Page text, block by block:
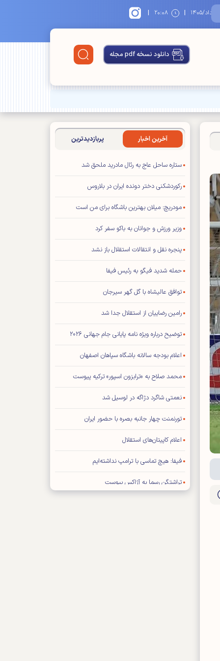
| ۲۰:۰۸ |
دانلود نسخه pdf مجله
آخرین اخبار پربازدیدترین
ستاره ساحل عاج به رئال مادرید ملحق شد
رکوردشکنی دختر دونده ایران در بلاروس
مودریچ: میلان بهترین باشگاه برای من است
وزیر ورزش و جوانان به باکو سفر کرد
پنجره نقل و انتقالات استقلال باز نشد
حمله شدید فیگو به رئیس فیفا
توافق عالیشاه با گل گهر سیرجان
رامین رضاییان از استقلال جدا شد
توضیح درباره ویژه نامه پایانی جام جهانی ۲۰۲۶
اعلام بودجه سالانه باشگاه سپاهان اصفهان
محمد صلاح به «ترابزون اسپور» ترکیه پیوست
نعمتی شاگرد دژاگه در لوسیل شد
تورنمنت چهار جانبه بصره با حضور ایران
اعلام کاپیتان‌های استقلال
فیفا: هیچ تماسی با ترامپ نداشته‌ایم
تراشتگن رسما به آژاکس پیوست